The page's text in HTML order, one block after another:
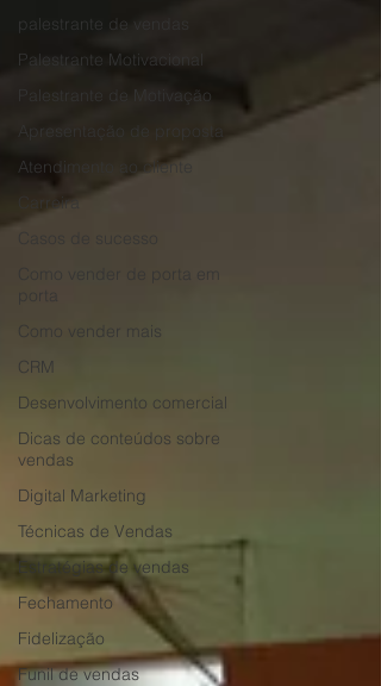
palestrante de vendas
Palestrante Motivacional
Palestrante de Motivação
Apresentação de proposta
Atendimento ao cliente
Carreira
Como vender de porta em
porta
Como vender mais
CRM
Desenvolvimento comercial
Dicas de conteúdos sobre
vendas
Digital Marketing
Técnicas de Vendas
Estratégias de vendas
Fechamento
Fidelização
Funil de vendas